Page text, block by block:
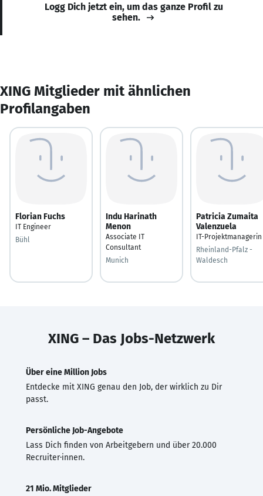
Logg Dich jetzt ein, um das ganze Profil zu
sehen.
XING Mitglieder mit ähnlichen
Profilangaben
Florian Fuchs
IT Engineer
Bühl
Indu Harinath
Menon
Associate IT
Consultant
Munich
Patricia Zumaita
Valenzuela
IT-Projektmanagerin
Rheinland-Pfalz -
Waldesch
XING – Das Jobs-Netzwerk
Über eine Million Jobs
Entdecke mit XING genau den Job, der wirklich zu Dir
passt.
Persönliche Job-Angebote
Lass Dich finden von Arbeitgebern und über 20.000
Recruiter·innen.
21 Mio. Mitglieder